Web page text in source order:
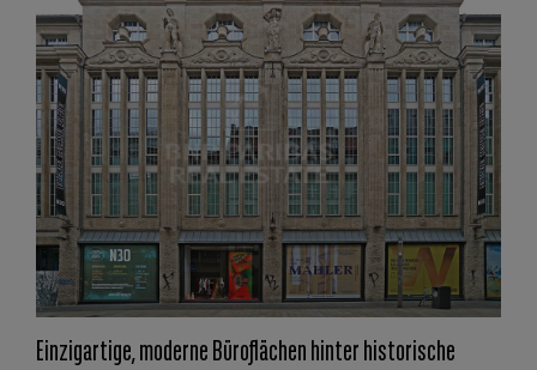
Einzigartige, moderne Büroflächen hinter historische